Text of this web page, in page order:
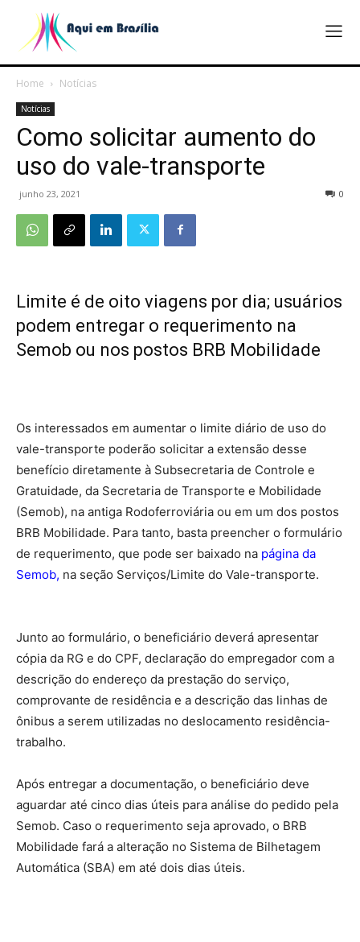
Home Notícias
Notícias
Como solicitar aumento do
uso do vale-transporte
junho 23, 2021 0
Limite é de oito viagens por dia; usuários
podem entregar o requerimento na
Semob ou nos postos BRB Mobilidade
Os interessados em aumentar o limite diário de uso do
vale-transporte poderão solicitar a extensão desse
benefício diretamente à Subsecretaria de Controle e
Gratuidade, da Secretaria de Transporte e Mobilidade
(Semob), na antiga Rodoferroviária ou em um dos postos
BRB Mobilidade. Para tanto, basta preencher o formulário
de requerimento, que pode ser baixado na página da
Semob, na seção Serviços/Limite do Vale-transporte.
Junto ao formulário, o beneficiário deverá apresentar
cópia da RG e do CPF, declaração do empregador com a
descrição do endereço da prestação do serviço,
comprovante de residência e a descrição das linhas de
ônibus a serem utilizadas no deslocamento residência-
trabalho.
Após entregar a documentação, o beneficiário deve
aguardar até cinco dias úteis para análise do pedido pela
Semob. Caso o requerimento seja aprovado, o BRB
Mobilidade fará a alteração no Sistema de Bilhetagem
Automática (SBA) em até dois dias úteis.